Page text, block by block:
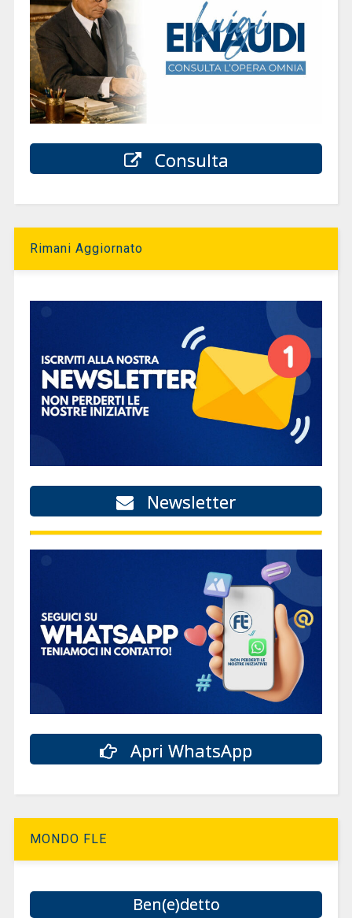
Consulta
Rimani Aggiornato
Newsletter
Apri WhatsApp
MONDO FLE
Ben(e)detto